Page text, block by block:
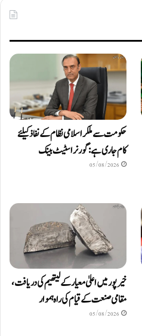
حکومت سے ملکر اسلامی نظام کے نفاذ کیلئے
کام جاری ہے: گورنر اسٹیٹ بینک
05/08/2026
خیرپور میں اعلیٰ معیار کے لیتھیم کی دریافت،
مقامی صنعت کے قیام کی راہ ہموار
05/08/2026